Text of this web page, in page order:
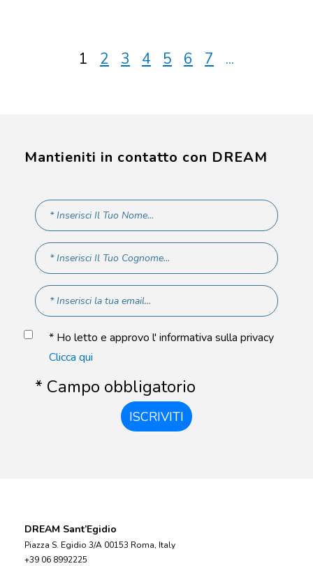
1 2 3 4 5 6 7 ...
Mantieniti in contatto con DREAM
* Ho letto e approvo l' informativa sulla privacy
Clicca qui
* Campo obbligatorio
ISCRIVITI
DREAM Sant’Egidio
Piazza S. Egidio 3/A 00153 Roma, Italy
+39 06 8992225